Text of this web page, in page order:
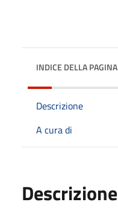
INDICE DELLA PAGINA
Descrizione
A cura di
Descrizione